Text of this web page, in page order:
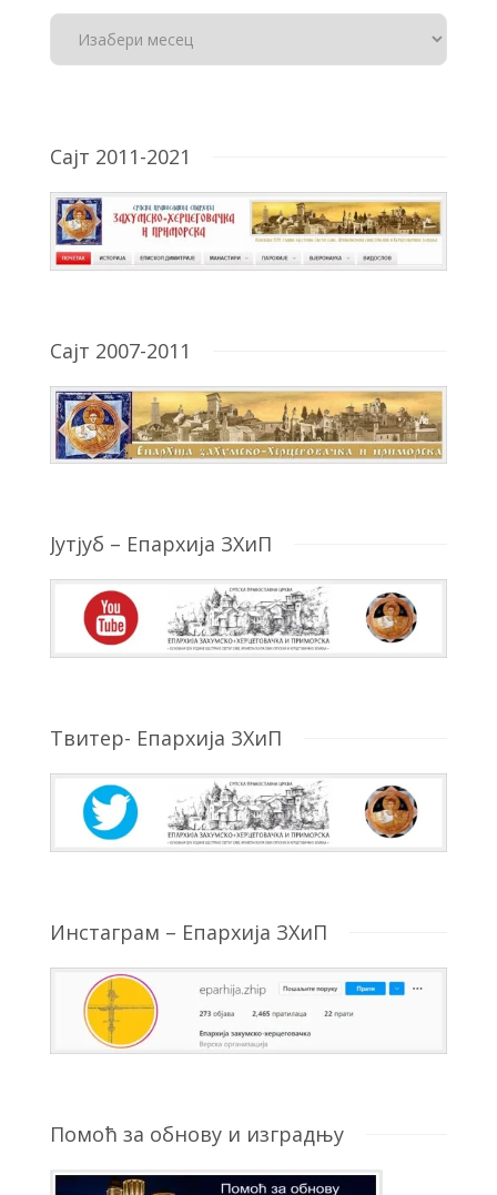
Сајт 2011-2021
Сајт 2007-2011
Јутјуб – Епархија ЗХиП
Твитер- Епархија ЗХиП
Инстаграм – Епархија ЗХиП
Помоћ за обнову и изградњу